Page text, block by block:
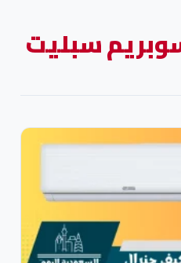
سبليت